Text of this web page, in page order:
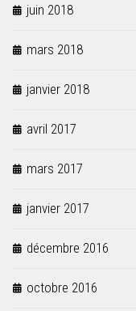
juin 2018
mars 2018
janvier 2018
avril 2017
mars 2017
janvier 2017
décembre 2016
octobre 2016